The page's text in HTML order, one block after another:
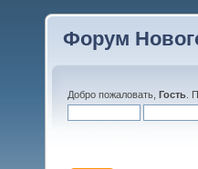
Форум
Добро пожаловать, Гость .